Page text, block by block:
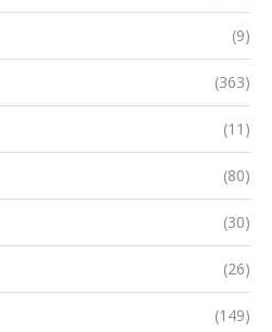
(9)
(363)
(11)
(80)
(30)
(26)
(149)